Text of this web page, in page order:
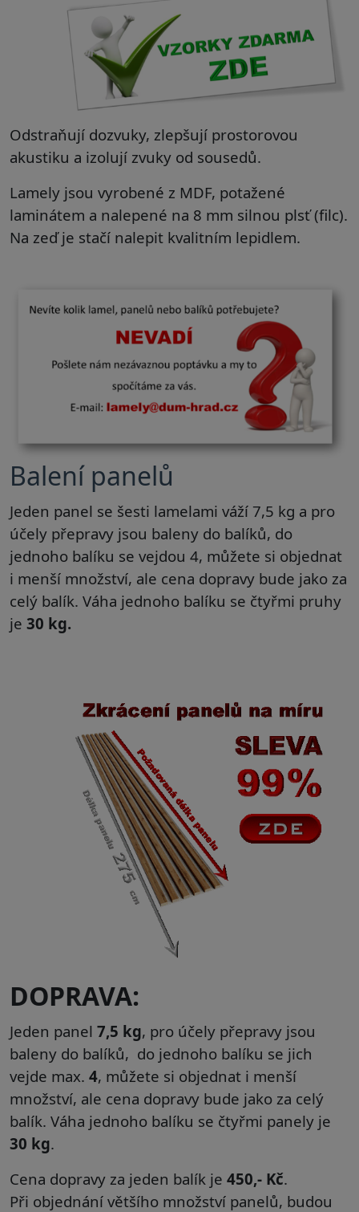
Odstraňují dozvuky, zlepšují prostorovou
akustiku a izolují zvuky od sousedů.
Lamely jsou vyrobené z MDF, potažené
laminátem a nalepené na 8 mm silnou plsť (filc).
Na zeď je stačí nalepit kvalitním lepidlem.
Balení panelů
Jeden panel se šesti lamelami váží 7,5 kg a pro
účely přepravy jsou baleny do balíků, do
jednoho balíku se vejdou 4, můžete si objednat
i menší množství, ale cena dopravy bude jako za
celý balík. Váha jednoho balíku se čtyřmi pruhy
je 30 kg.
DOPRAVA:
Jeden panel 7,5 kg, pro účely přepravy jsou
baleny do balíků, do jednoho balíku se jich
vejde max. 4, můžete si objednat i menší
množství, ale cena dopravy bude jako za celý
balík. Váha jednoho balíku se čtyřmi panely je
30 kg.
Cena dopravy za jeden balík je 450,- Kč.
Při objednání většího množství panelů, budou